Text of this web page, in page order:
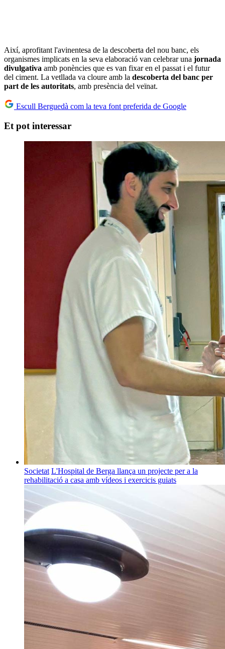
Així, aprofitant l'avinentesa de la descoberta del nou banc, els
organismes implicats en la seva elaboració van celebrar una jornada
divulgativa amb ponències que es van fixar en el passat i el futur
del ciment. La vetllada va cloure amb la descoberta del banc per
part de les autoritats, amb presència del veïnat.
Escull Berguedà com la teva font preferida de Google
Et pot interessar
Societat L'Hospital de Berga llança un projecte per a la
rehabilitació a casa amb vídeos i exercicis guiats